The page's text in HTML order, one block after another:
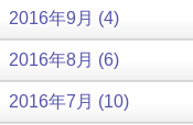
2016年9月 (4)
2016年8月 (6)
2016年7月 (10)